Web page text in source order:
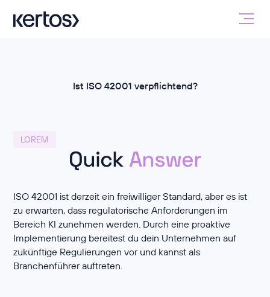
Ist ISO 42001 verpflichtend?
LOREM
Quick Answer
ISO 42001 ist derzeit ein freiwilliger Standard, aber es ist
zu erwarten, dass regulatorische Anforderungen im
Bereich KI zunehmen werden. Durch eine proaktive
Implementierung bereitest du dein Unternehmen auf
zukünftige Regulierungen vor und kannst als
Branchenführer auftreten.